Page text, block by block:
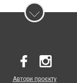
Автори проєкту